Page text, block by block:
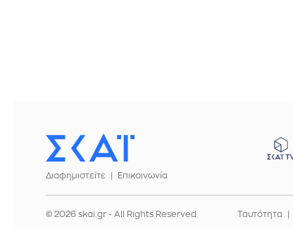
Διαφημιστείτε
Επικοινωνία
© 2026 skai.gr - All Rights Reserved Ταυτότητα